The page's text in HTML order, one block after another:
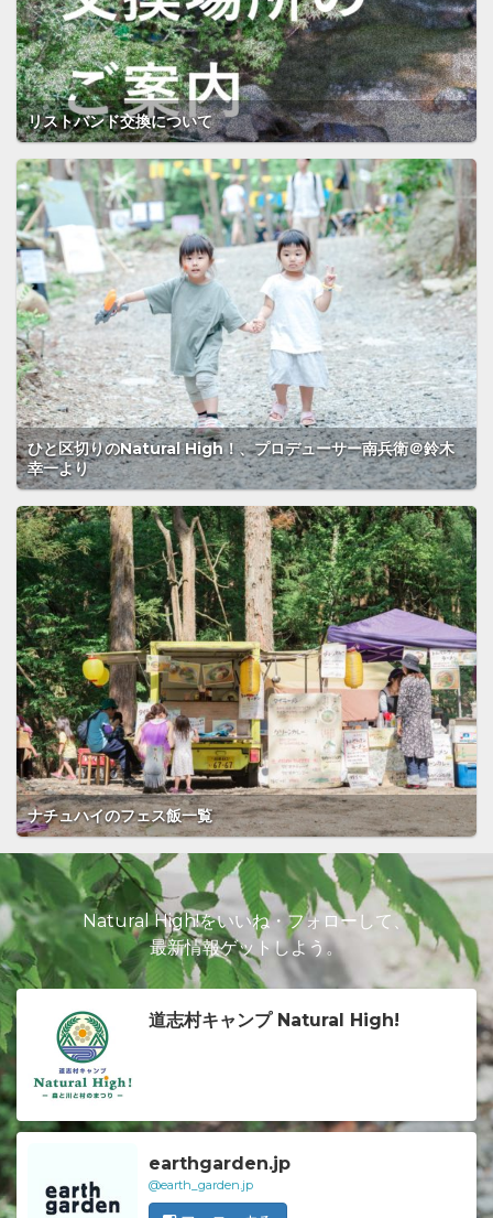
リストバンド交換について
ひと区切りのNatural High！、プロデューサー南兵衛＠鈴木
幸一より
ナチュハイのフェス飯一覧
Natural High!をいいね・フォローして、
最新情報ゲットしよう。
道志村キャンプ Natural High!
earthgarden.jp
@earth_garden.jp